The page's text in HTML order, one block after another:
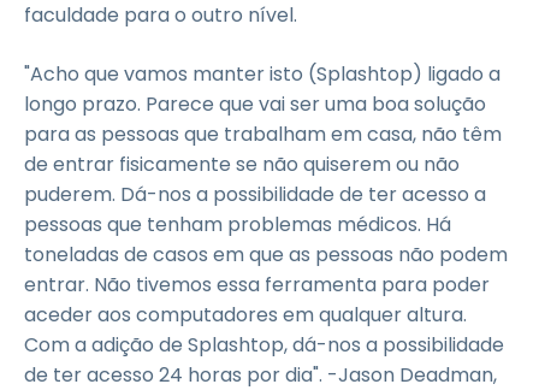
faculdade para o outro nível.
"Acho que vamos manter isto (Splashtop) ligado a
longo prazo. Parece que vai ser uma boa solução
para as pessoas que trabalham em casa, não têm
de entrar fisicamente se não quiserem ou não
puderem. Dá-nos a possibilidade de ter acesso a
pessoas que tenham problemas médicos. Há
toneladas de casos em que as pessoas não podem
entrar. Não tivemos essa ferramenta para poder
aceder aos computadores em qualquer altura.
Com a adição de Splashtop, dá-nos a possibilidade
de ter acesso 24 horas por dia". -Jason Deadman,